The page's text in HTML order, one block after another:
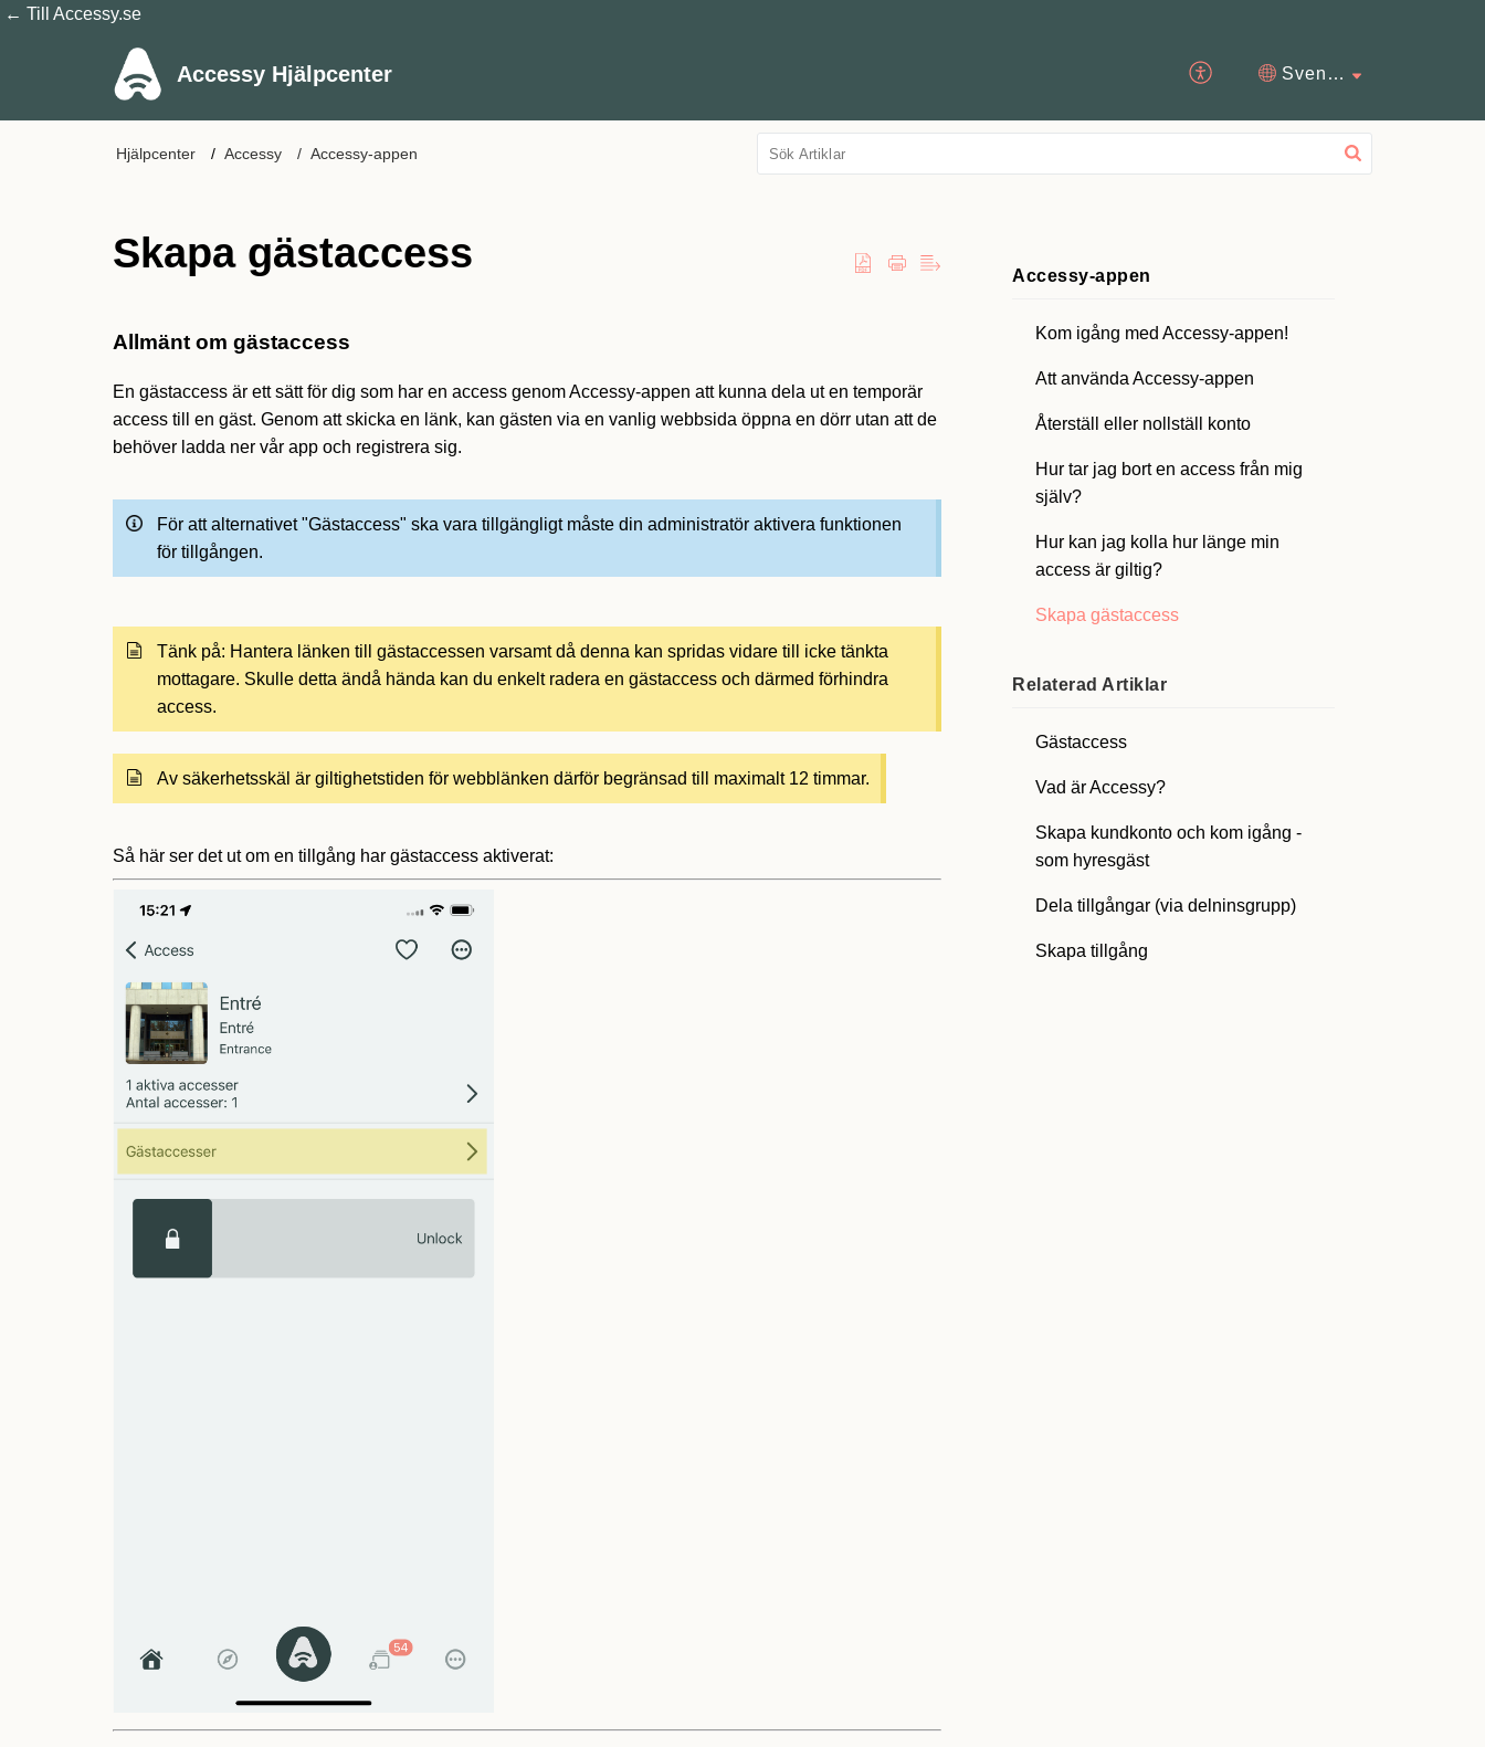
← Till Accessy.se
Accessy Hjälpcenter Svenska
Hjälpcenter Accessy Accessy-appen
Skapa gästaccess
Allmänt om gästaccess
En gästaccess är ett sätt för dig som har en access genom Accessy-appen att kunna dela ut en temporär
access till en gäst. Genom att skicka en länk, kan gästen via en vanlig webbsida öppna en dörr utan att de
behöver ladda ner vår app och registrera sig.
För att alternativet "Gästaccess" ska vara tillgängligt måste din administratör aktivera funktionen
för tillgången.
Tänk på: Hantera länken till gästaccessen varsamt då denna kan spridas vidare till icke tänkta
mottagare. Skulle detta ändå hända kan du enkelt radera en gästaccess och därmed förhindra
access.
Av säkerhetsskäl är giltighetstiden för webblänken därför begränsad till maximalt 12 timmar.
Så här ser det ut om en tillgång har gästaccess aktiverat:
Accessy-appen
Kom igång med Accessy-appen!
Att använda Accessy-appen
Återställ eller nollställ konto
Hur tar jag bort en access från mig
själv?
Hur kan jag kolla hur länge min
access är giltig?
Skapa gästaccess
Relaterad Artiklar
Gästaccess
Vad är Accessy?
Skapa kundkonto och kom igång -
som hyresgäst
Dela tillgångar (via delninsgrupp)
Skapa tillgång